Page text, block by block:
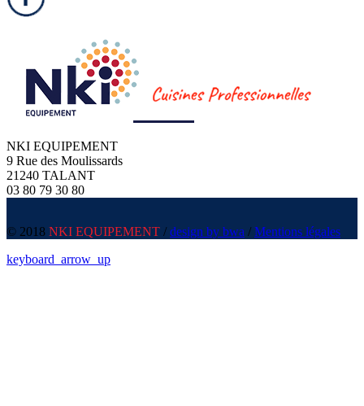
NKI EQUIPEMENT
9 Rue des Moulissards
21240 TALANT
03 80 79 30 80
© 2018 NKI EQUIPEMENT / design by bwa / Mentions légales
keyboard_arrow_up